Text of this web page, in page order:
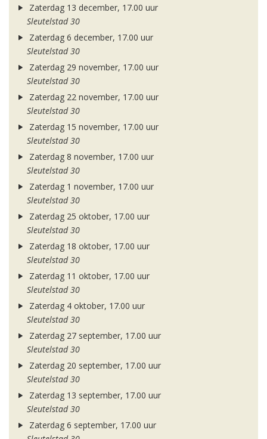
Zaterdag 13 december, 17.00 uur
Sleutelstad 30
Zaterdag 6 december, 17.00 uur
Sleutelstad 30
Zaterdag 29 november, 17.00 uur
Sleutelstad 30
Zaterdag 22 november, 17.00 uur
Sleutelstad 30
Zaterdag 15 november, 17.00 uur
Sleutelstad 30
Zaterdag 8 november, 17.00 uur
Sleutelstad 30
Zaterdag 1 november, 17.00 uur
Sleutelstad 30
Zaterdag 25 oktober, 17.00 uur
Sleutelstad 30
Zaterdag 18 oktober, 17.00 uur
Sleutelstad 30
Zaterdag 11 oktober, 17.00 uur
Sleutelstad 30
Zaterdag 4 oktober, 17.00 uur
Sleutelstad 30
Zaterdag 27 september, 17.00 uur
Sleutelstad 30
Zaterdag 20 september, 17.00 uur
Sleutelstad 30
Zaterdag 13 september, 17.00 uur
Sleutelstad 30
Zaterdag 6 september, 17.00 uur